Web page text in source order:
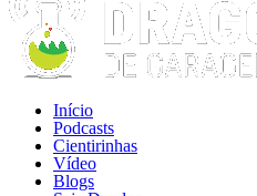
Início
Podcasts
Cientirinhas
Vídeo
Blogs